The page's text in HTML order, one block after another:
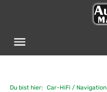
Du bist hier: Car-HiFi / Navigation